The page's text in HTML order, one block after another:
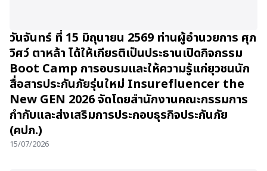
วันจันทร์ ที่ 15 มิถุนายน 2569 ท่านผู้อำนวยการ ศุภ
วิศว์ ตาหล้า ได้ให้เกียรติเป็นประธานเปิดกิจกรรม
Boot Camp การอบรมและให้ความรู้แก่ยุวชนนัก
สื่อสารประกันภัยรุ่นใหม่ Insurefluencer the
New GEN 2026 จัดโดยสำนักงานคณะกรรมการ
กำกับและส่งเสริมการประกอบธุรกิจประกันภัย
(คปภ.)
15/07/2026